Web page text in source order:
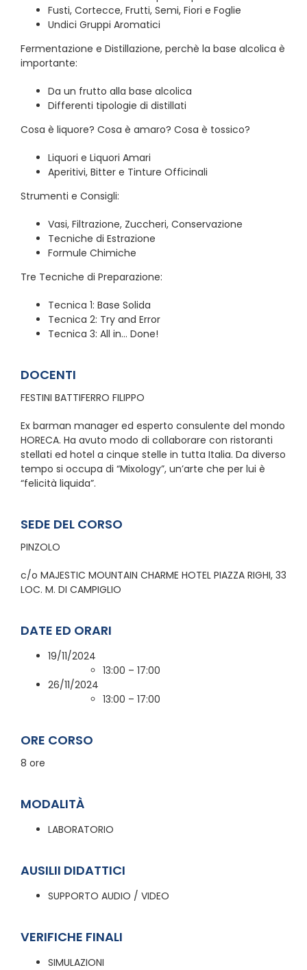
Fusti, Cortecce, Frutti, Semi, Fiori e Foglie
Undici Gruppi Aromatici
Fermentazione e Distillazione, perchè la base alcolica è
importante:
Da un frutto alla base alcolica
Differenti tipologie di distillati
Cosa è liquore? Cosa è amaro? Cosa è tossico?
Liquori e Liquori Amari
Aperitivi, Bitter e Tinture Officinali
Strumenti e Consigli:
Vasi, Filtrazione, Zuccheri, Conservazione
Tecniche di Estrazione
Formule Chimiche
Tre Tecniche di Preparazione:
Tecnica 1: Base Solida
Tecnica 2: Try and Error
Tecnica 3: All in… Done!
DOCENTI
FESTINI BATTIFERRO FILIPPO
Ex barman manager ed esperto consulente del mondo
HORECA. Ha avuto modo di collaborare con ristoranti
stellati ed hotel a cinque stelle in tutta Italia. Da diverso
tempo si occupa di “Mixology”, un’arte che per lui è
“felicità liquida”.
SEDE DEL CORSO
PINZOLO
c/o MAJESTIC MOUNTAIN CHARME HOTEL PIAZZA RIGHI, 33
LOC. M. DI CAMPIGLIO
DATE ED ORARI
19/11/2024
13:00 – 17:00
26/11/2024
13:00 – 17:00
ORE CORSO
8 ore
MODALITÀ
LABORATORIO
AUSILII DIDATTICI
SUPPORTO AUDIO / VIDEO
VERIFICHE FINALI
SIMULAZIONI